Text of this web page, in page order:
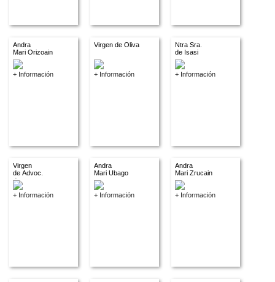
Andra
Mari Orizoain
+ Información
Virgen de Oliva
+ Información
Ntra Sra.
de Isasi
+ Información
Virgen
de Advoc.
descon.
+ Información
Andra
Mari Ubago
+ Información
Andra
Mari Zrucain
+ Información